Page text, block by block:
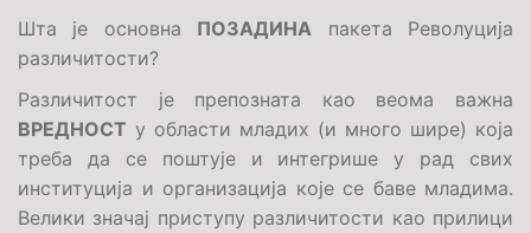
Шта је основна ПОЗАДИНА пакета Револуција
различитости?
Различитост је препозната као веома важна
ВРЕДНОСТ у области младих (и много шире) која
треба да се поштује и интегрише у рад свих
институција и организација које се баве младима.
Велики значај приступу различитости као прилици